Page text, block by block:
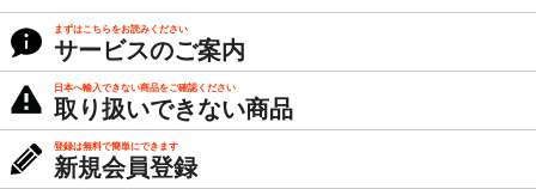
まずはこちらをお読みください
サービスのご案内
日本へ輸入できない商品をご確認ください
取り扱いできない商品
登録は無料で簡単にできます
新規会員登録